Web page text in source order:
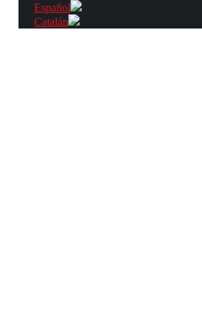
Español
Catalán